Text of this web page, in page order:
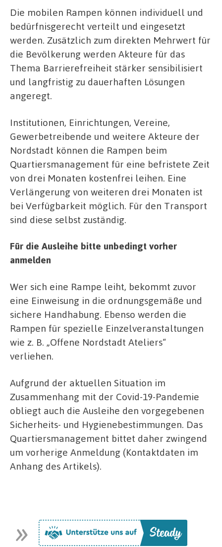
Die mobilen Rampen können individuell und
bedürfnisgerecht verteilt und eingesetzt
werden. Zusätzlich zum direkten Mehrwert für
die Bevölkerung werden Akteure für das
Thema Barrierefreiheit stärker sensibilisiert
und langfristig zu dauerhaften Lösungen
angeregt.
Institutionen, Einrichtungen, Vereine,
Gewerbetreibende und weitere Akteure der
Nordstadt können die Rampen beim
Quartiersmanagement für eine befristete Zeit
von drei Monaten kostenfrei leihen. Eine
Verlängerung von weiteren drei Monaten ist
bei Verfügbarkeit möglich. Für den Transport
sind diese selbst zuständig.
Für die Ausleihe bitte unbedingt vorher
anmelden
Wer sich eine Rampe leiht, bekommt zuvor
eine Einweisung in die ordnungsgemäße und
sichere Handhabung. Ebenso werden die
Rampen für spezielle Einzelveranstaltungen
wie z. B. „Offene Nordstadt Ateliers“
verliehen.
Aufgrund der aktuellen Situation im
Zusammenhang mit der Covid-19-Pandemie
obliegt auch die Ausleihe den vorgegebenen
Sicherheits- und Hygienebestimmungen. Das
Quartiersmanagement bittet daher zwingend
um vorherige Anmeldung (Kontaktdaten im
Anhang des Artikels).